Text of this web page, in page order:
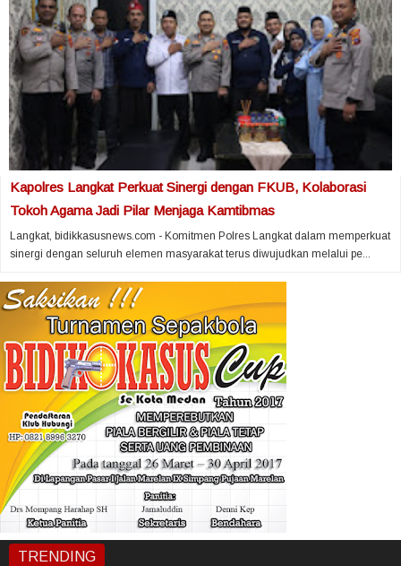
Kapolres Langkat Perkuat Sinergi dengan FKUB, Kolaborasi
Tokoh Agama Jadi Pilar Menjaga Kamtibmas
Langkat, bidikkasusnews.com - Komitmen Polres Langkat dalam memperkuat
sinergi dengan seluruh elemen masyarakat terus diwujudkan melalui pe...
TRENDING